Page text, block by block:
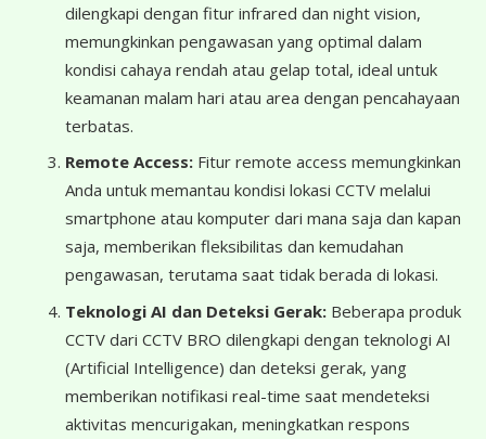
dilengkapi dengan fitur infrared dan night vision,
memungkinkan pengawasan yang optimal dalam
kondisi cahaya rendah atau gelap total, ideal untuk
keamanan malam hari atau area dengan pencahayaan
terbatas.
Remote Access: Fitur remote access memungkinkan
Anda untuk memantau kondisi lokasi CCTV melalui
smartphone atau komputer dari mana saja dan kapan
saja, memberikan fleksibilitas dan kemudahan
pengawasan, terutama saat tidak berada di lokasi.
Teknologi AI dan Deteksi Gerak: Beberapa produk
CCTV dari CCTV BRO dilengkapi dengan teknologi AI
(Artificial Intelligence) dan deteksi gerak, yang
memberikan notifikasi real-time saat mendeteksi
aktivitas mencurigakan, meningkatkan respons